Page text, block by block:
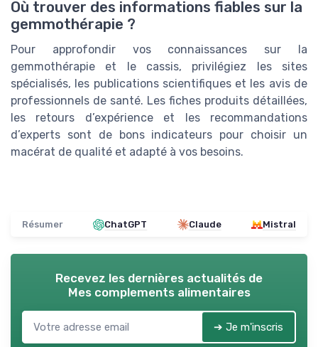
Où trouver des informations fiables sur la
gemmothérapie ?
Pour approfondir vos connaissances sur la
gemmothérapie et le cassis, privilégiez les sites
spécialisés, les publications scientifiques et les avis de
professionnels de santé. Les fiches produits détaillées,
les retours d’expérience et les recommandations
d’experts sont de bons indicateurs pour choisir un
macérat de qualité et adapté à vos besoins.
Résumer ChatGPT Claude Mistral
Recevez les dernières actualités de
Mes complements alimentaires
➔ Je m'inscris